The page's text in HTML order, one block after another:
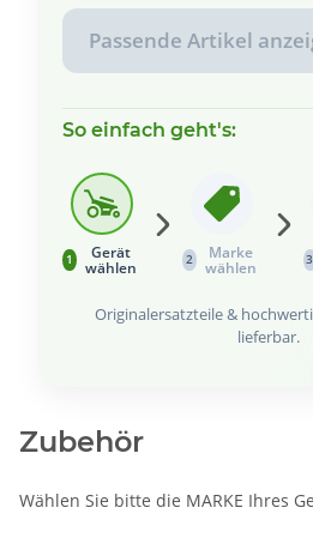
Passende Artikel
So einfach geht's:
1
Gerät
wählen
2
Marke
wählen
3
Originalersatzteile &
lieferbar.
Zubehör
Wählen Sie bitte die MARKE Ihres